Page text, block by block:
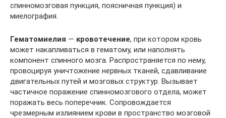
спинномозговая пункция, поясничная пункция) и
миелография.
Гематомиелия — кровотечение, при котором кровь
может накапливаться в гематому, или наполнять
компонент спинного мозга. Распространяется по нему,
провоцируя уничтожение нервных тканей, сдавливание
двигательных путей и мозговых структур. Вызывает
частичное поражение спинномозгового отдела, может
поражать весь поперечник. Сопровождается
чрезмерным излиянием крови в пространство мозговой